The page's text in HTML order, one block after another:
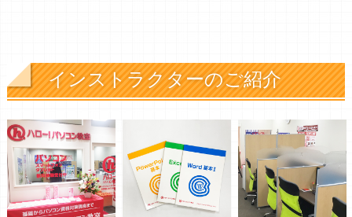
インストラクターのご紹介